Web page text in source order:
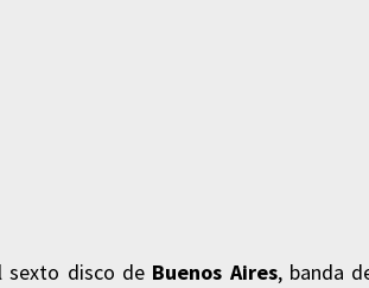
sexto disco de Buenos Aires, banda